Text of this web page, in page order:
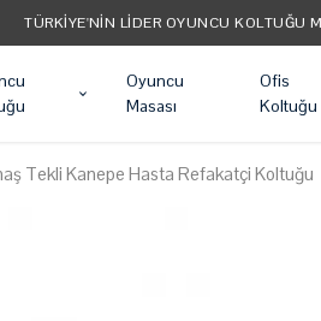
TÜM ÜRÜNLER ÜCRETSIZ KARGO
Oyuncu
Masası
Ofis
Koltuğu
Tekli Kanepe Hasta Refakatçi Koltuğu